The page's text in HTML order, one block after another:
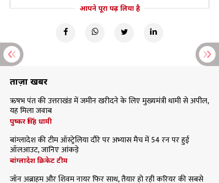
आपने पूरा पढ़ लिया है
ताज़ा खबरें
ऋषभ पंत की उत्तराखंड में जमीन खरीदने के लिए मुख्यमंत्री धामी से अपील,
यह मिला जवाब
पुष्कर सिंह धामी
बांग्लादेश की टीम ऑस्ट्रेलिया दौरे पर अभ्यास मैच में 54 रन पर हुई
ऑलआउट, जानिए आंकड़े
बांग्लादेश क्रिकेट टीम
जॉन अब्राहम और शिवम नायर फिर साथ, तैयार हो रही करियर की सबसे